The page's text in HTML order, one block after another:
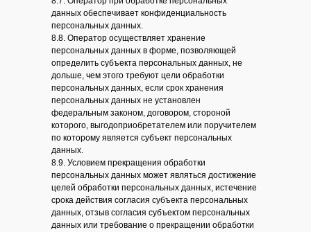
данных обеспечивает конфиденциальность
персональных данных.
8.8. Оператор осуществляет хранение
персональных данных в форме, позволяющей
определить субъекта персональных данных, не
дольше, чем этого требуют цели обработки
персональных данных, если срок хранения
персональных данных не установлен
федеральным законом, договором, стороной
которого, выгодоприобретателем или поручителем
по которому является субъект персональных
данных.
8.9. Условием прекращения обработки
персональных данных может являться достижение
целей обработки персональных данных, истечение
срока действия согласия субъекта персональных
данных, отзыв согласия субъектом персональных
данных или требование о прекращении обработки